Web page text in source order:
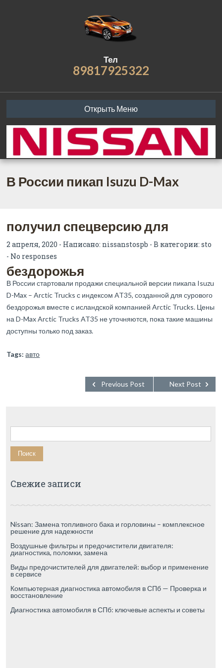
Тел
89817925322
Открыть Меню
В России пикап Isuzu D-Max
получил спецверсию для
бездорожья
2 апреля, 2020 - Написано: nissanstospb - В категории:sto
- No responses
В России стартовали продажи специальной версии пикапа Isuzu
D-Max – Arctic Trucks с индексом AT35, созданной для сурового
бездорожья вместе с исландской компанией Arctic Trucks. Цены
на D-Max Arctic Trucks AT35 не уточняются, пока такие машины
доступны только под заказ.
Tags: авто
Next Post
Previous Post
Найти:
Свежие записи
Nissan: Замена топливного бака и горловины – комплексное
решение для надежности
Воздушные фильтры и предочистители двигателя:
диагностика, поломки, замена
Виды предочистителей для двигателей: выбор и применение
в сервисе
Компьютерная диагностика автомобиля в СПб — Проверка и
восстановление
Диагностика автомобиля в СПб: ключевые аспекты и советы